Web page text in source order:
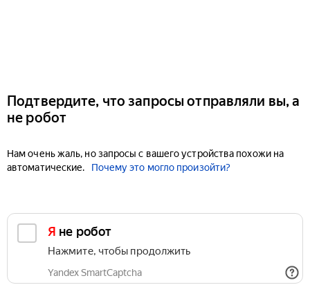
Подтвердите, что запросы отправляли вы, а
не робот
Нам очень жаль, но запросы с вашего устройства похожи на
автоматические.
Почему это могло произойти?
Я не робот
Нажмите, чтобы продолжить
Yandex SmartCaptcha